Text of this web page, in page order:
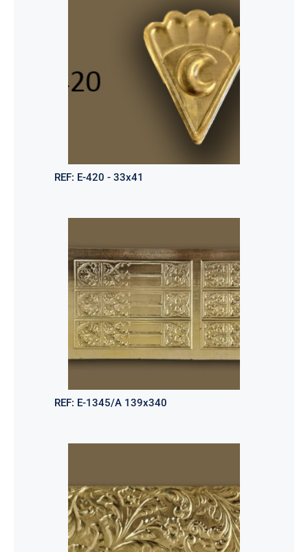
REF: E-420 - 33x41
REF: E-1345/A 139x340